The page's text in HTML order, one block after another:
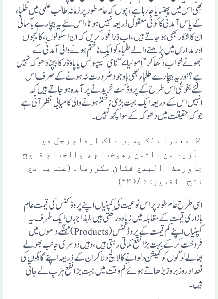
بھی اس میں پھنسایا جارہا ہے،چوں کہ عام طور پرزمانہ طالب علمی میں طلباء
کے پاس آمدنی کا کوئی معقول ذریعہ نہیں ہوتا،اس لئے یہ بیچارے بآسانی
ان کا شکار بھی ہوجاتے ہیں، اب ذرا غور کریں کہ ان اسکولوں،کالیجوں
اور مدارس میں پڑھنے والے طلباء کو ایک نا ختم ہونے والی آمدنی کے
جھوٹے خواب دکھا کر ” اِمولیا ۷“ نامی کیپسولس یا پاوٴڈر کا بیچنا دھوکہ نہیں
ہے؟ اور یہ بیچارے طلباء بھی باوجود ضرورت نہ ہونے کے صرف اس
لئے بخوشی اس طرح کے پروڈکٹ خریدنے پر آمدہ ہوجاتے ہیں کہ
انہیں اس کے ذریعہ ایک بہت بڑی ناختم ہونے والی کامیابی نظر آتی ہے
جو کہ حقیقت میں دھوکہ کے سوا کچھ نہیں۔
لاتفعلوا ذلک وسبب ذلک ایقاع رجل فیہ
بأزید من الثمن وھوخداع ، والخداع قبیح
جاورھذا البیع فکان مکروھا۔ (عنایہ مع
فتح القدیر: ۶ /۴۳۶)
اسی طرح عام طور پر اس نوعیت کی کمپنیاں اپنے پروڈکٹس کی قیمت عام
بازاری قیمت کے مقابلہ میں زیادہ رکھتی ہیں ، لہذا جہاں ایک طرف یہ
کمپنیاں اپنے کم قیمت کے پروڈکٹس(Products) مہنگے داموں میں
فروخت کرکے بہت بڑا نفع کماتی رہتی ہیں،وہیں دوسری جانب بھولے
بھالے لوگوں کو کمیشن دلوانے کا لالچ دلاکر ان کے ذریعہ اپنے گاہکوں کی
تعداد روزبروز بڑھاتے ہوئے کم وقت میں بہت بڑا نفع ہڑپ لے جاتی
ہیں ۔